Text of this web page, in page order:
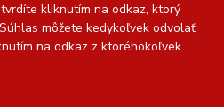
kliknutím na odkaz, ktorý
môžete kedykoľvek odvolať
na odkaz z ktoréhokoľvek